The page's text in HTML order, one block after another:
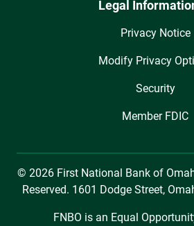
Legal
Privacy Notice
Modify Privacy
Security
Member FDIC
© 2026 First National Bank of
Reserved. 1601 Dodge Street,
FNBO is an Equal